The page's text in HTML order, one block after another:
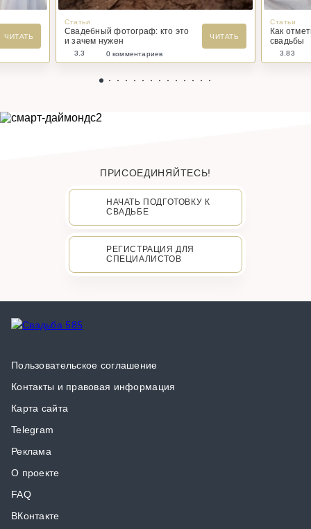
ЧИТАТЬ
Статьи
Свадебный фотограф: кто это
и зачем нужен
ЧИТАТЬ
3.3 0 комментариев
Статьи
Как
свадьбы
3.83
ПРИСОЕДИНЯЙТЕСЬ!
НАЧАТЬ ПОДГОТОВКУ К
СВАДЬБЕ
РЕГИСТРАЦИЯ ДЛЯ
СПЕЦИАЛИСТОВ
Пользовательское соглашение
Контакты и правовая информация
Карта сайта
Telegram
Реклама
О проекте
FAQ
ВКонтакте